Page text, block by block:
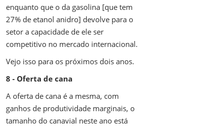
enquanto que o da gasolina [que tem
27% de etanol anidro] devolve para o
setor a capacidade de ele ser
competitivo no mercado internacional.
Vejo isso para os próximos dois anos.
8 - Oferta de cana
A oferta de cana é a mesma, com
ganhos de produtividade marginais, o
tamanho do canavial neste ano está